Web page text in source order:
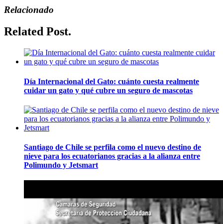
Relacionado
Related Post.
Día Internacional del Gato: cuánto cuesta realmente
cuidar un gato y qué cubre un seguro de mascotas
Santiago de Chile se perfila como el nuevo destino de
nieve para los ecuatorianos gracias a la alianza entre
Polimundo y Jetsmart